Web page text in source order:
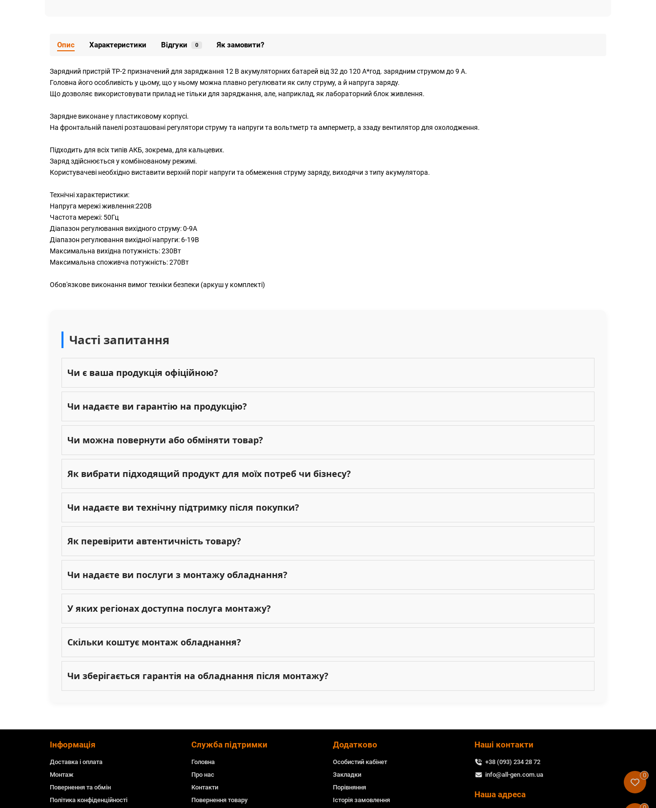
Опис Характеристики Відгуки 0 Як замовити?
Зарядний пристрій ТР-2 призначений для заряджання 12 В акумуляторних батарей від 32 до 120 А*год. зарядним струмом до 9 А.
Головна його особливість у цьому, що у ньому можна плавно регулювати як силу струму, а й напруга заряду.
Що дозволяє використовувати прилад не тільки для заряджання, але, наприклад, як лабораторний блок живлення.
Зарядне виконане у пластиковому корпусі.
На фронтальній панелі розташовані регулятори струму та напруги та вольтметр та амперметр, а ззаду вентилятор для охолодження.
Підходить для всіх типів АКБ, зокрема, для кальцевих.
Заряд здійснюється у комбінованому режимі.
Користувачеві необхідно виставити верхній поріг напруги та обмеження струму заряду, виходячи з типу акумулятора.
Технічні характеристики:
Напруга мережі живлення:220В
Частота мережі: 50Гц
Діапазон регулювання вихідного струму: 0-9А
Діапазон регулювання вихідної напруги: 6-19В
Максимальна вихідна потужність: 230Вт
Максимальна споживча потужність: 270Вт
Обов'язкове виконання вимог техніки безпеки (аркуш у комплекті)
Часті запитання
Чи є ваша продукція офіційною?
Чи надаєте ви гарантію на продукцію?
Чи можна повернути або обміняти товар?
Як вибрати підходящий продукт для моїх потреб чи бізнесу?
Чи надаєте ви технічну підтримку після покупки?
Як перевірити автентичність товару?
Чи надаєте ви послуги з монтажу обладнання?
У яких регіонах доступна послуга монтажу?
Скільки коштує монтаж обладнання?
Чи зберігається гарантія на обладнання після монтажу?
Інформація
Доставка і оплата
Монтаж
Повернення та обмін
Політика конфіденційності
Служба підтримки
Головна
Про нас
Контакти
Повернення товару
Додатково
Особистий кабінет
Закладки
Порівняння
Історія замовлення
Наші контакти
+38 (093) 234 28 72
info@all-gen.com.ua
Наша адреса
0